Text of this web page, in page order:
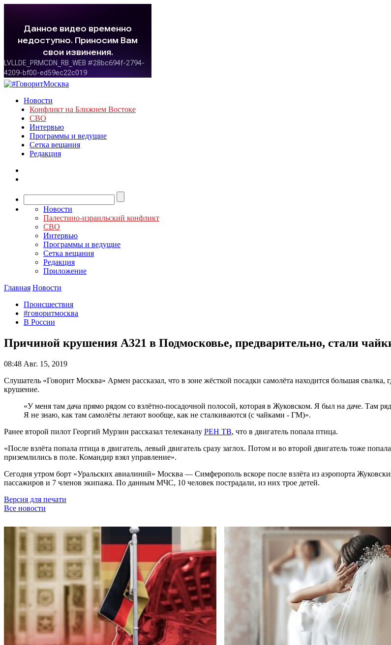
Новости
Конфликт на Ближнем Востоке
СВО
Интервью
Программы и ведущие
Сетка вещания
Редакция
Новости
Палестино-израильский конфликт
СВО
Интервью
Программы и ведущие
Сетка вещания
Редакция
Приложение
Главная Новости
Происшествия
#говоритмосква
В России
Причиной крушения А321 в Подмосковье, предварительно, стали
08:48 Авг. 15, 2019
Слушатель «Говорит Москва» Армен рассказал, что в зоне жёсткой посадки самолёта находится большая
крушение.
«У меня там дача прямо рядом со взлётно-посадочной полосой, которая в Жуковском. Я был на даче. Там
Я не знаю, как там самолёты летают вообще, как не сталкиваются (с чайками - ГМ)».
Ранее второй пилот Георгий Мурзин рассказал телеканалу РЕН ТВ, что в двигатель попала птица.
«После взлёта попала птица в двигатель, левый двигатель сразу заглох. Потом и во второй двигатель тоже
приземлились в поле. Командир взял управление».
Сегодня утром борт «Уральских авиалиний» Москва — Симферополь вскоре после взлёта из аэропорта
пассажиров и 7 членов экипажа. По данным МЧС, 10 человек пострадали, из них трое детей.
Версия для печати
Все новости